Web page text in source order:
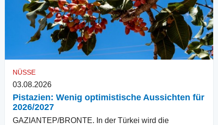
NÜSSE
03.08.2026
Pistazien: Wenig optimistische Aussichten für
2026/2027
GAZIANTEP/BRONTE. In der Türkei wird die